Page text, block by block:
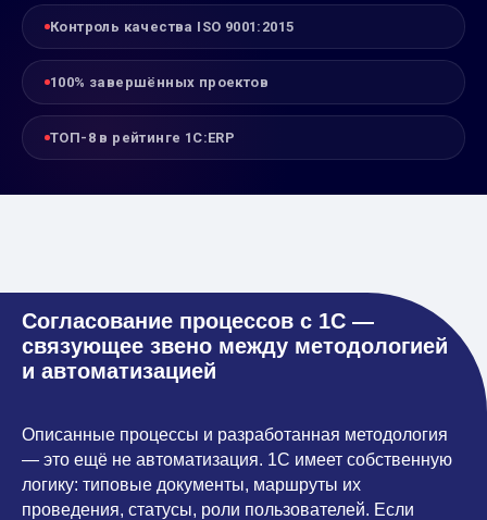
Контроль качества ISO 9001:2015
100% завершённых проектов
ТОП-8 в рейтинге 1С:ERP
Согласование процессов с 1С —
связующее звено между методологией
и автоматизацией
Описанные процессы и разработанная методология
— это ещё не автоматизация. 1С имеет собственную
логику: типовые документы, маршруты их
проведения, статусы, роли пользователей. Если